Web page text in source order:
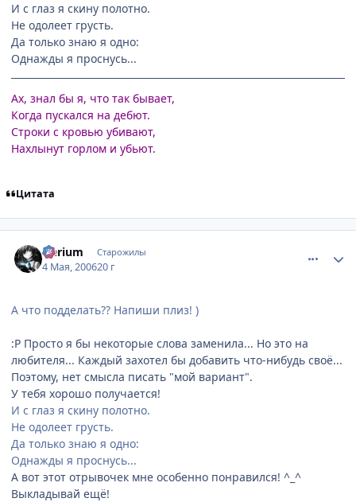
И с глаз я скину полотно.
Не одолеет грусть.
Да только знаю я одно:
Однажды я проснусь...
Ах, знал бы я, что так бывает,
Когда пускался на дебют.
Строки с кровью убивают,
Нахлынут горлом и убьют.
Цитата
Nerium Старожилы
4 Мая, 200620 г
А что подделать?? Напиши плиз! )
:P Просто я бы некоторые слова заменила... Но это на
любителя... Каждый захотел бы добавить что-нибудь своё...
Поэтому, нет смысла писать "мой вариант".
У тебя хорошо получается!
И с глаз я скину полотно.
Не одолеет грусть.
Да только знаю я одно:
Однажды я проснусь...
А вот этот отрывочек мне особенно понравился! ^_^
Выкладывай ещё!